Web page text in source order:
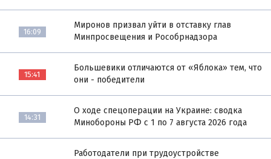
16:09
Миронов призвал уйти в отставку глав
Минпросвещения и Рособрнадзора
15:41
Большевики отличаются от «Яблока» тем, что
они - победители
14:31
О ходе спецоперации на Украине: сводка
Минобороны РФ с 1 по 7 августа 2026 года
Работодатели при трудоустройстве